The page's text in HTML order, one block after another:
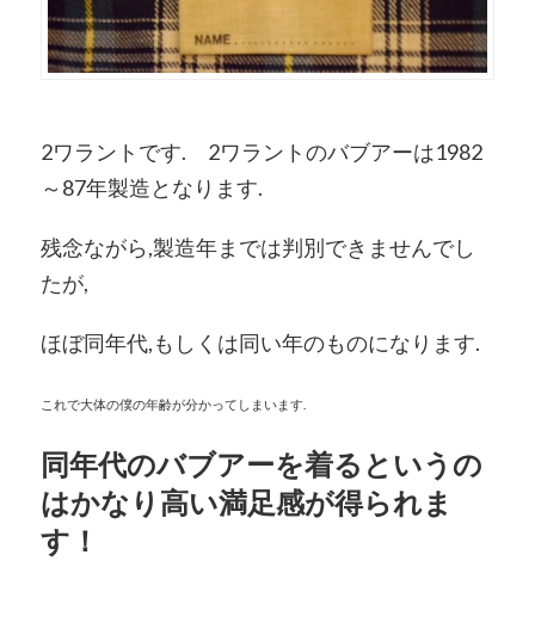
2ワラントです. 2ワラントのバブアーは1982
～87年製造となります.
残念ながら,製造年までは判別できませんでし
たが,
ほぼ同年代,もしくは同い年のものになります.
これで大体の僕の年齢が分かってしまいます.
同年代のバブアーを着るというの
はかなり高い満足感が得られま
す！